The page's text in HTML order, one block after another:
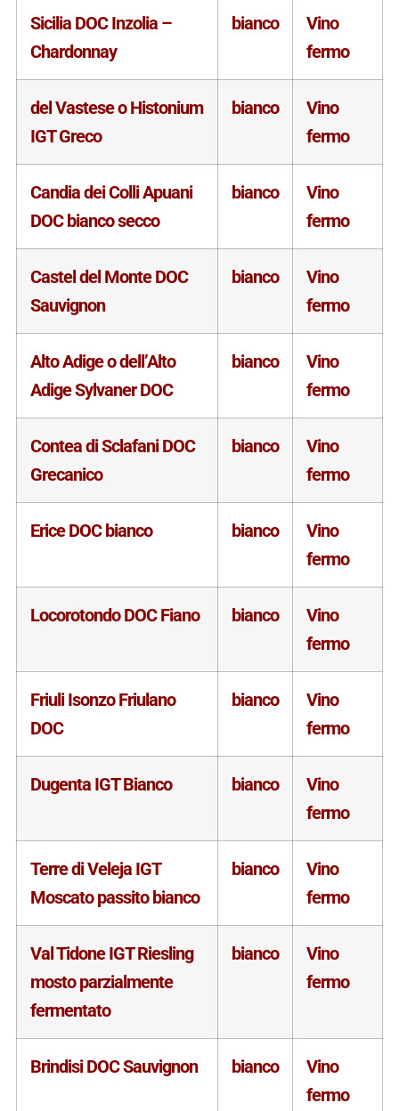
Sicilia DOC Inzolia –
Chardonnay
bianco
Vino
fermo
del Vastese o Histonium
IGT Greco
bianco
Vino
fermo
Candia dei Colli Apuani
DOC bianco secco
bianco
Vino
fermo
Castel del Monte DOC
Sauvignon
bianco
Vino
fermo
Alto Adige o dell’Alto
Adige Sylvaner DOC
bianco
Vino
fermo
Contea di Sclafani DOC
Grecanico
bianco
Vino
fermo
Erice DOC bianco bianco
Vino
fermo
Locorotondo DOC Fiano bianco
Vino
fermo
Friuli Isonzo Friulano
DOC
bianco
Vino
fermo
Dugenta IGT Bianco bianco
Vino
fermo
Terre di Veleja IGT
Moscato passito bianco
bianco
Vino
fermo
Val Tidone IGT Riesling
mosto parzialmente
fermentato
bianco
Vino
fermo
Brindisi DOC Sauvignon bianco
Vino
fermo